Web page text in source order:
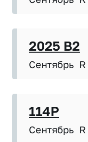
2025 B2
Сентябрь
114P
Сентябрь